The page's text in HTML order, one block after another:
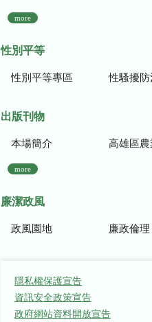
more
性別平等
性別平等專區 性騷擾防
出版刊物
本場簡介 高雄區農業改良場
more
廉潔政風
政風園地 廉政倫理
隱私權保護宣告
資訊安全政策宣告
政府網站資料開放宣告